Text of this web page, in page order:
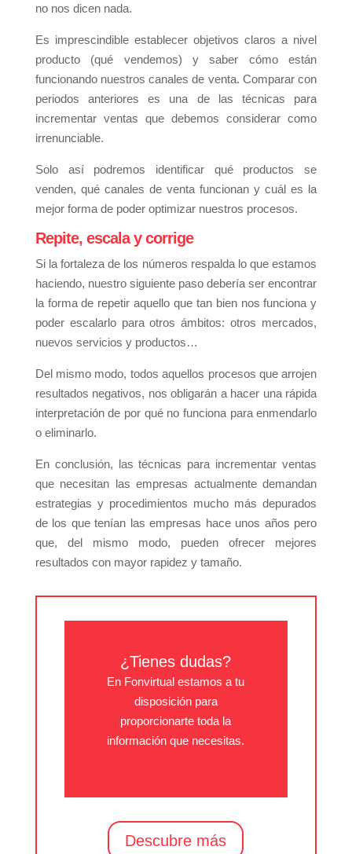
no nos dicen nada.
Es imprescindible establecer objetivos claros a nivel
producto (qué vendemos) y saber cómo están
funcionando nuestros canales de venta. Comparar con
periodos anteriores es una de las técnicas para
incrementar ventas que debemos considerar como
irrenunciable.
Solo así podremos identificar qué productos se
venden, qué canales de venta funcionan y cuál es la
mejor forma de poder optimizar nuestros procesos.
Repite, escala y corrige
Si la fortaleza de los números respalda lo que estamos
haciendo, nuestro siguiente paso debería ser encontrar
la forma de repetir aquello que tan bien nos funciona y
poder escalarlo para otros ámbitos: otros mercados,
nuevos servicios y productos…
Del mismo modo, todos aquellos procesos que arrojen
resultados negativos, nos obligarán a hacer una rápida
interpretación de por qué no funciona para enmendarlo
o eliminarlo.
En conclusión, las técnicas para incrementar ventas
que necesitan las empresas actualmente demandan
estrategias y procedimientos mucho más depurados
de los que tenían las empresas hace unos años pero
que, del mismo modo, pueden ofrecer mejores
resultados con mayor rapidez y tamaño.
¿Tienes dudas?
En Fonvirtual estamos a tu
disposición para
proporcionarte toda la
información que necesitas.
Descubre más